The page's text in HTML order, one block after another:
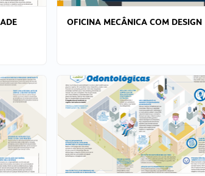
OFICINA MECÂNICA COM DESIGN